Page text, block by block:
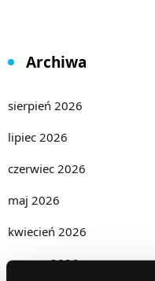
Archiwa
sierpień 2026
lipiec 2026
czerwiec 2026
maj 2026
kwiecień 2026
marzec 2026